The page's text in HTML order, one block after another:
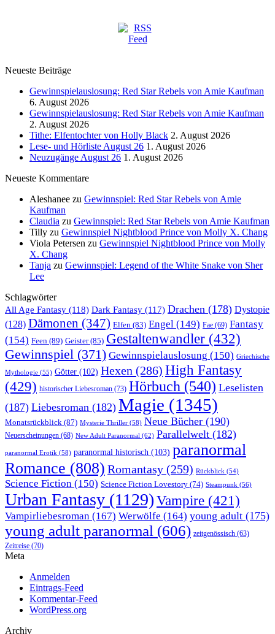
Neueste Beiträge
Gewinnspielauslosung: Red Star Rebels von Amie Kaufman
6. August 2026
Gewinnspielauslosung: Red Star Rebels von Amie Kaufman
2. August 2026
Tithe: Elfentochter von Holly Black 2. August 2026
Lese- und Hörliste August 26 1. August 2026
Neuzugänge August 26 1. August 2026
Neueste Kommentare
Aleshanee zu Gewinnspiel: Red Star Rebels von Amie
Kaufman
Claudia zu Gewinnspiel: Red Star Rebels von Amie Kaufman
Tilly zu Gewinnspiel Nightblood Prince von Molly X. Chang
Viola Petersen zu Gewinnspiel Nightblood Prince von Molly
X. Chang
Tanja zu Gewinnspiel: Legend of the White Snake von Sher
Lee
Schlagwörter
All Age Fantasy (118) Dark Fantasy (117) Drachen (178) Dystopie
(128) Dämonen (347) Elfen (83) Engel (149) Fae (69) Fantasy
(154) Feen (89) Geister(85) Gestaltenwandler (432)
Gewinnspiel (371) Gewinnspielauslosung (150) Griechische
Mythologie (55) Götter (102) Hexen (286) High Fantasy
(429) historischer Liebesroman (73) Hörbuch (540) Leselisten
(187) Liebesroman (182) Magie (1345)
Monatsrückblick (87) Mysterie Thriller (58) Neue Bücher (190)
Neuerscheinungen (68) New Adult Paranormal (62) Parallelwelt (182)
paranormal Erotik (58) paranormal historisch (103) paranormal
Romance (808) Romantasy (259) Rückblick (54)
Science Fiction (150) Science Fiction Lovestory (74) Steampunk (56)
Urban Fantasy (1129) Vampire (421)
Vampirliebesroman (167) Werwölfe (164) young adult (175)
young adult paranormal (606) zeitgenössisch (63)
Zeitreise (70)
Meta
Anmelden
Eintrags-Feed
Kommentar-Feed
WordPress.org
Archiv